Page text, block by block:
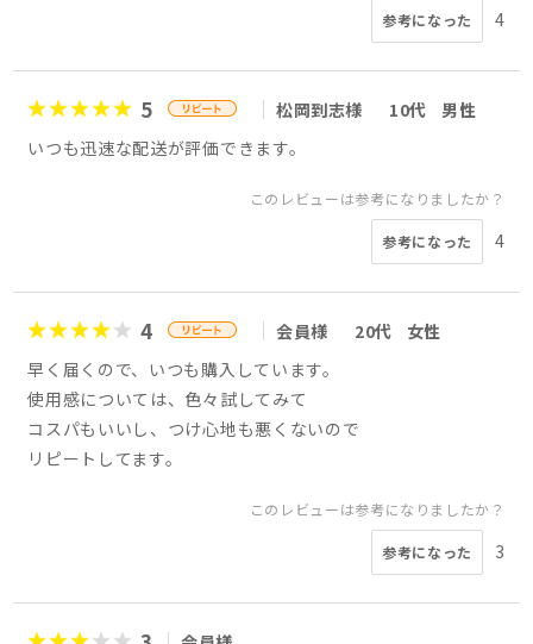
参考になった 4
5 松岡到志様 10代
男性
いつも迅速な配送が評価できます。
このレビューは参考になりましたか？
参考になった 4
4 会員様 20代
女性
早く届くので、いつも購入しています。
使用感については、色々試してみて
コスパもいいし、つけ心地も悪くないので
リピートしてます。
このレビューは参考になりましたか？
参考になった 3